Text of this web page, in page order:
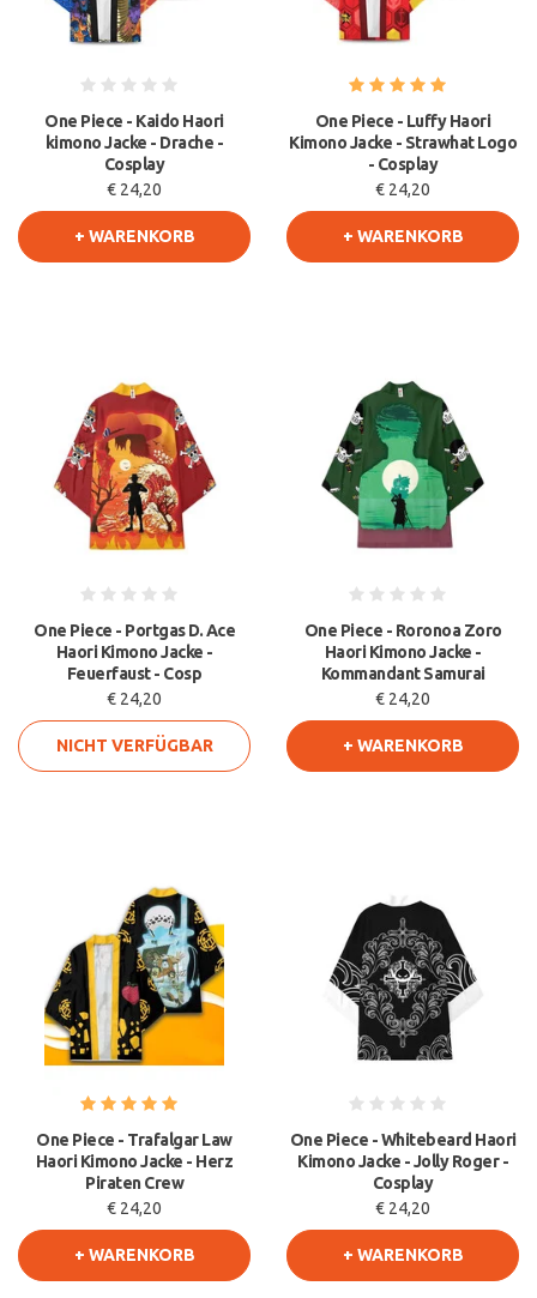
One Piece - Kaido Haori
kimono Jacke - Drache -
Cosplay
€ 24,20
+ WARENKORB
One Piece - Luffy Haori
Kimono Jacke - Strawhat Logo
- Cosplay
€ 24,20
+ WARENKORB
One Piece - Portgas D. Ace
Haori Kimono Jacke -
Feuerfaust - Cosp
€ 24,20
NICHT VERFÜGBAR
One Piece - Roronoa Zoro
Haori Kimono Jacke -
Kommandant Samurai
€ 24,20
+ WARENKORB
One Piece - Trafalgar Law
Haori Kimono Jacke - Herz
Piraten Crew
€ 24,20
+ WARENKORB
One Piece - Whitebeard Haori
Kimono Jacke - Jolly Roger -
Cosplay
€ 24,20
+ WARENKORB